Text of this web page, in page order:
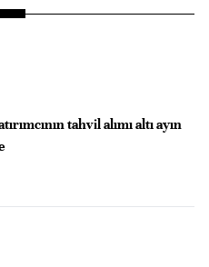
tahvil alımı altı ayın